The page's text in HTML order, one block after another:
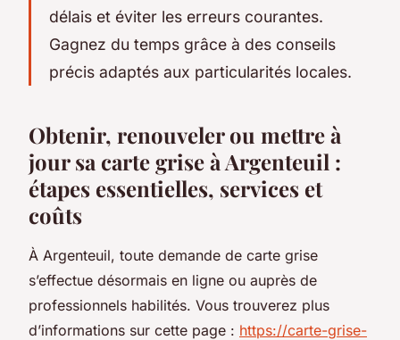
délais et éviter les erreurs courantes.
Gagnez du temps grâce à des conseils
précis adaptés aux particularités locales.
Obtenir, renouveler ou mettre à
jour sa carte grise à Argenteuil :
étapes essentielles, services et
coûts
À Argenteuil, toute demande de carte grise
s’effectue désormais en ligne ou auprès de
professionnels habilités. Vous trouverez plus
d’informations sur cette page : https://carte-grise-